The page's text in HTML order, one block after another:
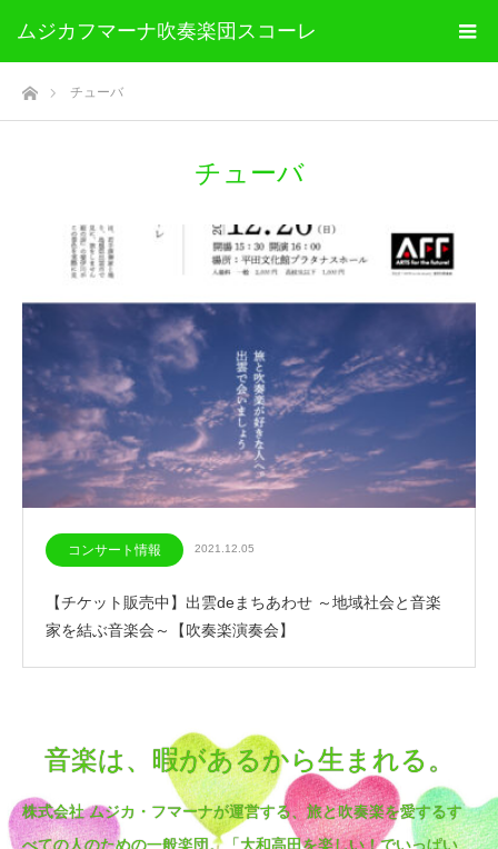
ムジカフマーナ吹奏楽団スコーレ
ホームチューバ
チューバ
コンサート情報 2021.12.05
【チケット販売中】出雲deまちあわせ ～地域社会と音楽
家を結ぶ音楽会～【吹奏楽演奏会】
音楽は、暇があるから生まれる。
株式会社 ムジカ・フマーナが運営する、旅と吹奏楽を愛するす
べての人のための一般楽団。「大和高田を楽しい！でいっぱい